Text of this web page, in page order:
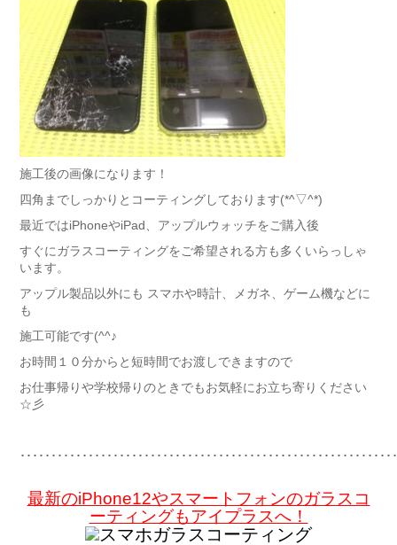
施工後の画像になります！
四角までしっかりとコーティングしております(*^▽^*)
最近ではiPhoneやiPad、アップルウォッチをご購入後
すぐにガラスコーティングをご希望される方も多くいらっしゃ
います。
アップル製品以外にも スマホや時計、メガネ、ゲーム機などに
も
施工可能です(^^♪
お時間１０分からと短時間でお渡しできますので
お仕事帰りや学校帰りのときでもお気軽にお立ち寄りください
☆彡
････････････････････････････････････････････････････････････
最新のiPhone12やスマートフォンのガラスコ
ーティングもアイプラスへ！